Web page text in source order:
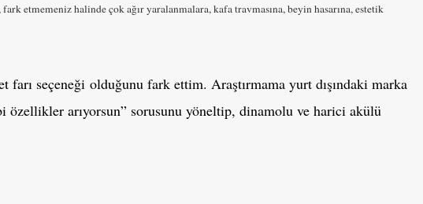
etmemeniz halinde çok ağır yaralanmalara, kafa travmasına, beyin hasarına, estetik
seçeneği olduğunu fark ettim. Araştırmama yurt dışındaki marka
özellikler arıyorsun” sorusunu yöneltip, dinamolu ve harici akülü